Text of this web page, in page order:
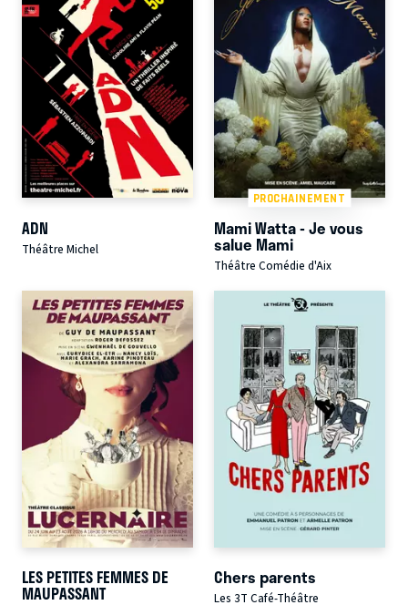
ADN
Théâtre Michel
PROCHAINEMENT
Mami Watta - Je vous
salue Mami
Théâtre Comédie d'Aix
LES PETITES FEMMES DE
MAUPASSANT
Chers parents
Les 3T Café-Théâtre